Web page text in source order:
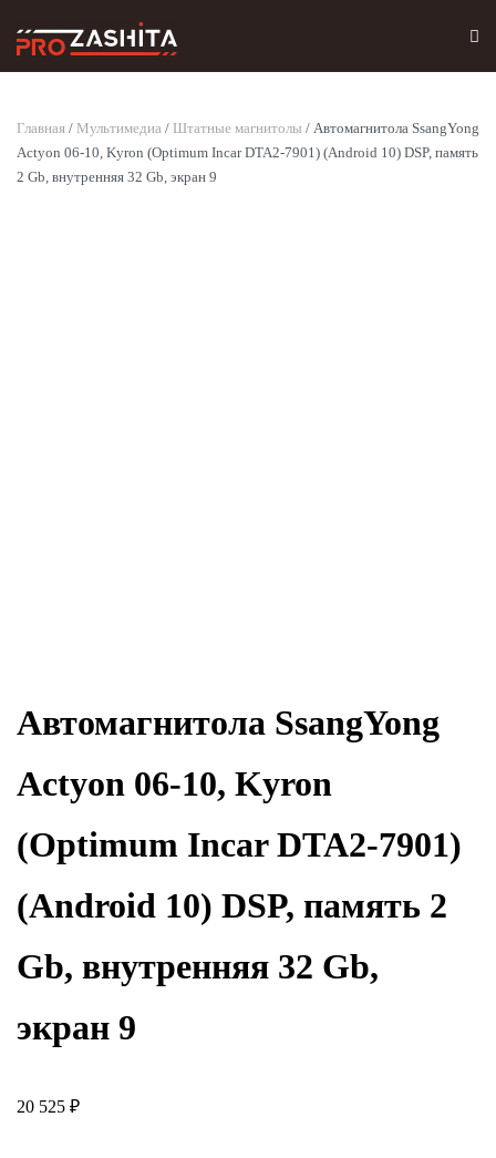
Skip to main content
Главная / Мультимедиа / Штатные магнитолы / Автомагнитола SsangYong
Actyon 06-10, Kyron (Optimum Incar DTA2-7901) (Android 10) DSP, память
2 Gb, внутренняя 32 Gb, экран 9
Автомагнитола SsangYong
Actyon 06-10, Kyron
(Optimum Incar DTA2-7901)
(Android 10) DSP, память 2
Gb, внутренняя 32 Gb,
экран 9
20 525 ₽